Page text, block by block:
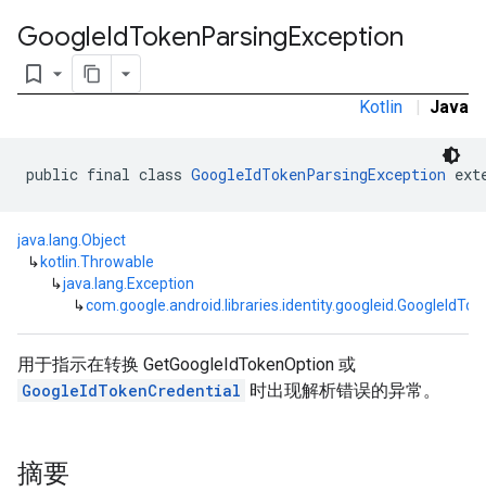
GoogleIdTokenParsingException
bookmark_border
Kotlin | Java
public final class GoogleIdTokenParsingException
java.lang.Object
↳ kotlin.Throwable
↳java.lang.Exception
↳
用于指示在转换 GetGoogleIdTokenOption 或
GoogleIdTokenCredential 时出现解析错误的异常。
摘要